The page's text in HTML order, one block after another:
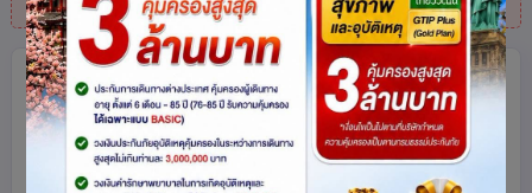
ฮ่องกง นองปิง รีพลัสเบย์ วิคตอเรียพีค
รถรางพีคแทรม 3 วัน 2 คืน โดยสายการ
บิน Emirates (EK)